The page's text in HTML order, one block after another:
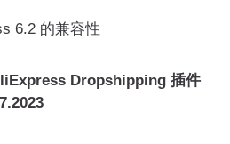
6.2 的兼容性
Dropshipping 插件